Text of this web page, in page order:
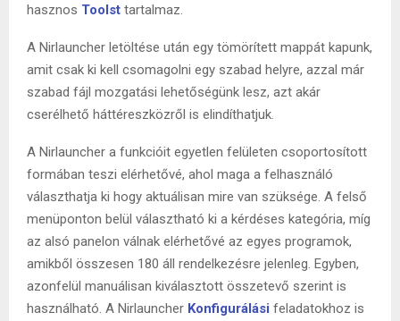
hasznos Toolst tartalmaz.
A Nirlauncher letöltése után egy tömörített mappát kapunk,
amit csak ki kell csomagolni egy szabad helyre, azzal már
szabad fájl mozgatási lehetőségünk lesz, azt akár
cserélhető háttéreszközről is elindíthatjuk.
A Nirlauncher a funkcióit egyetlen felületen csoportosított
formában teszi elérhetővé, ahol maga a felhasználó
választhatja ki hogy aktuálisan mire van szüksége. A felső
menüponton belül választható ki a kérdéses kategória, míg
az alsó panelon válnak elérhetővé az egyes programok,
amikből összesen 180 áll rendelkezésre jelenleg. Egyben,
azonfelül manuálisan kiválasztott összetevő szerint is
használható. A Nirlauncher Konfigurálási feladatokhoz is